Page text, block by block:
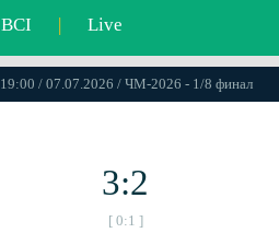
ВСІ | Live
19:00 / 07.07.2026 / ЧМ-2026 - 1/8 финал
3:2
[ 0:1 ]